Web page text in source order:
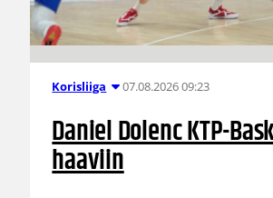
Korisliiga 07.08.2026 09:23
Daniel Dolenc KTP-
haaviin